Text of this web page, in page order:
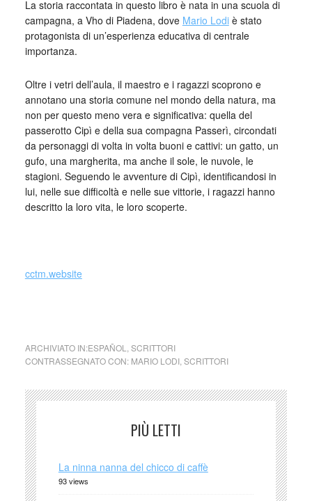
La storia raccontata in questo libro è nata in una scuola di
campagna, a Vho di Piadena, dove Mario Lodiè stato
protagonista di un’esperienza educativa di centrale
importanza.
Oltre i vetri dell’aula, il maestro e i ragazzi scoprono e
annotano una storia comune nel mondo della natura, ma
non per questo meno vera e significativa: quella del
passerotto Cipì e della sua compagna Passerì, circondati
da personaggi di volta in volta buoni e cattivi: un gatto, un
gufo, una margherita, ma anche il sole, le nuvole, le
stagioni. Seguendo le avventure di Cipì, identificandosi in
lui, nelle sue difficoltà e nelle sue vittorie, i ragazzi hanno
descritto la loro vita, le loro scoperte.
cctm.website
ARCHIVIATO IN:ESPAÑOL,SCRITTORI
CONTRASSEGNATO CON: MARIO LODI,SCRITTORI
PIÙ LETTI
La ninna nanna del chicco di caffè
93 views